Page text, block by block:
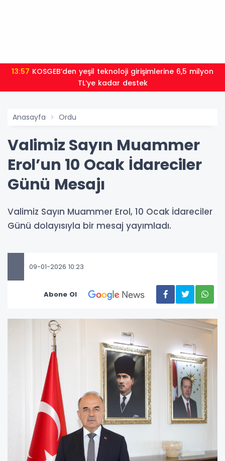
13:57
TL’ye kadar destek
Anasayfa Ordu
Valimiz Sayın Muammer
Erol’un 10 Ocak İdareciler
Günü Mesajı
Valimiz Sayın Muammer Erol, 10 Ocak İdareciler
Günü dolayısıyla bir mesaj yayımladı.
09-01-2026 10:23
Abone Ol